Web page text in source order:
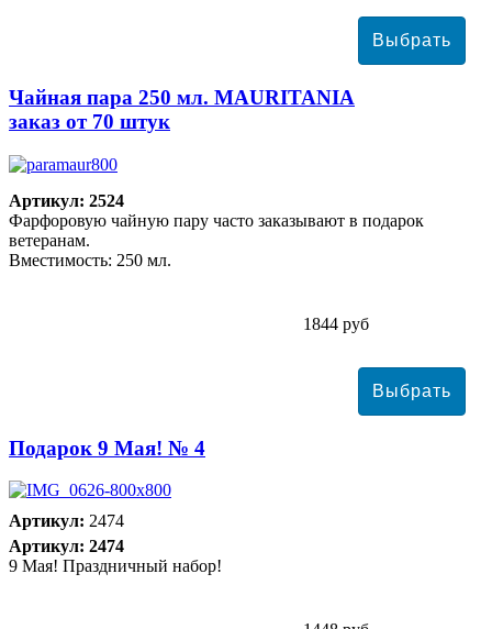
Чайная пара 250 мл. MAURITANIA
заказ от 70 штук
Артикул: 2524
Фарфоровую чайную пару часто заказывают в подарок
ветеранам.
Вместимость: 250 мл.
1844 руб
Подарок 9 Мая! № 4
Артикул: 2474
Артикул: 2474
9 Мая! Праздничный набор!